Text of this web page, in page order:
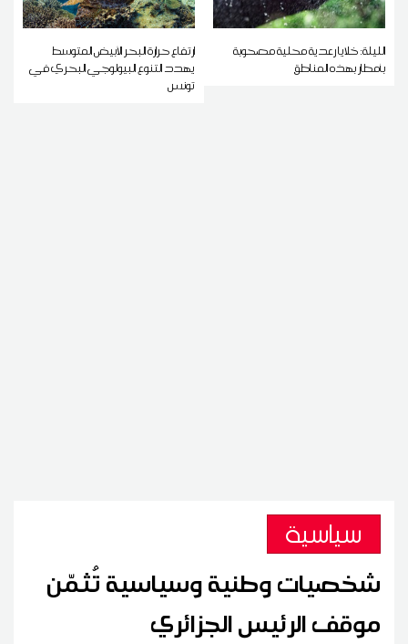
الليلة: خلايا رعدية محلية مصحوبة
بأمطار بهذه المناطق
ارتفاع حرارة البحر الأبيض المتوسط
يهدد التنوع البيولوجي البحري في
تونس
سياسية
شخصيات وطنية وسياسية تُثمّن
موقف الرئيس الجزائري